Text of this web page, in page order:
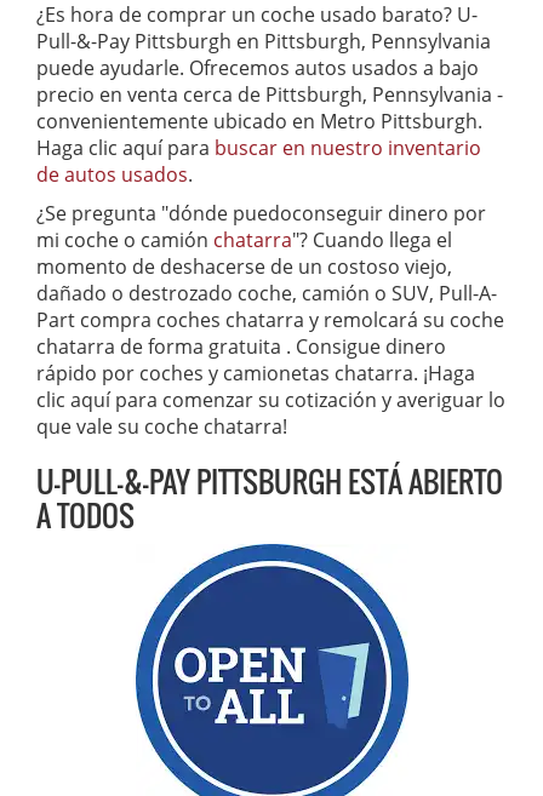
¿Es hora de comprar un coche usado barato? U-
Pull-&-Pay Pittsburgh en Pittsburgh, Pennsylvania
puede ayudarle. Ofrecemos autos usados a bajo
precio en venta cerca de Pittsburgh, Pennsylvania -
convenientemente ubicado en Metro Pittsburgh.
Haga clic aquí para buscar en nuestro inventario
de autos usados.
¿Se pregunta "dónde puedoconseguir dinero por
mi coche o camión chatarra"? Cuando llega el
momento de deshacerse de un costoso viejo,
dañado o destrozado coche, camión o SUV, Pull-A-
Part compra coches chatarra y remolcará su coche
chatarra de forma gratuita . Consigue dinero
rápido por coches y camionetas chatarra. ¡Haga
clic aquí para comenzar su cotización y averiguar lo
que vale su coche chatarra!
U-PULL-&-PAY PITTSBURGH ESTÁ ABIERTO
A TODOS